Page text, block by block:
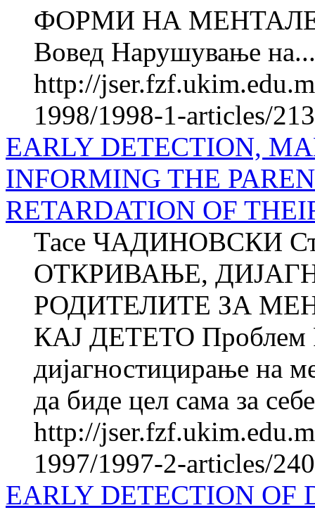
ФОРМИ НА
Вовед Нарушување на...
http://
1998/1998-1-articles/
EARLY DETECTION,
INFORMING THE
RETARDATION OF
Тасе ЧАДИНОВСКИ
ОТКРИВАЊЕ,
РОДИТЕЛИТЕ ЗА
КАЈ ДЕТЕТО Проблем
дијагностицирање на
да биде цел сама за
http://
1997/1997-2-articles/
EARLY DETECTION